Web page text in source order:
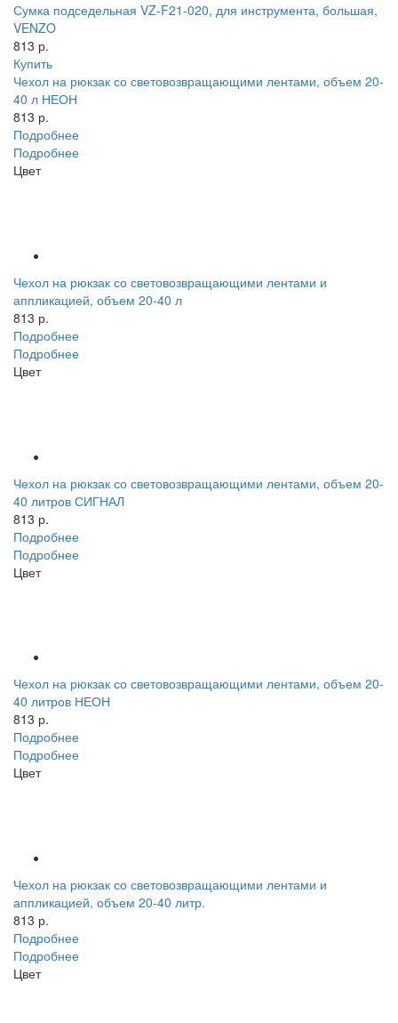
Сумка подседельная VZ-F21-020, для инструмента, большая,
VENZO
813 р.
Купить
Чехол на рюкзак со световозвращающими лентами, объем 20-
40 л НЕОН
813 р.
Подробнее
Подробнее
Цвет
Чехол на рюкзак со световозвращающими лентами и
аппликацией, объем 20-40 л
813 р.
Подробнее
Подробнее
Цвет
Чехол на рюкзак со световозвращающими лентами, объем 20-
40 литров СИГНАЛ
813 р.
Подробнее
Подробнее
Цвет
Чехол на рюкзак со световозвращающими лентами, объем 20-
40 литров НЕОН
813 р.
Подробнее
Подробнее
Цвет
Чехол на рюкзак со световозвращающими лентами и
аппликацией, объем 20-40 литр.
813 р.
Подробнее
Подробнее
Цвет